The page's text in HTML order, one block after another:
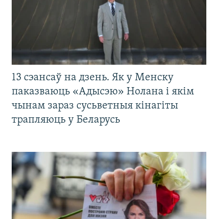
13 сэансаў на дзень. Як у Менску
паказваюць «Адысэю» Нолана і якім
чынам зараз сусьветныя кінагіты
трапляюць у Беларусь